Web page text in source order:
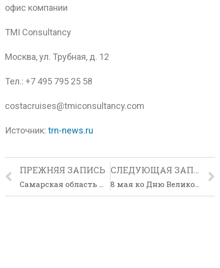
офис компании
TMI Consultancy
Москва, ул. Трубная, д. 12
Тел.: +7 495 795 25 58
costacruises@tmiconsultancy.com
Источник: trn-news.ru
ПРЕЖНЯЯ ЗАПИСЬ СЛЕДУЮЩАЯ ЗАПИСЬ